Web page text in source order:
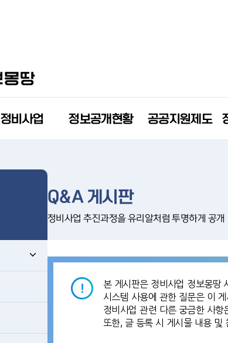
정비사업 정보공개현황 공공지원제도
Q&A 게시판
정비사업 추진과정을 유리알처럼 투명하게 공개
본 게시판은 정비사업 정보몽땅
시스템 사용에 관한 질문은 이
정비사업 관련 다른 궁금한 사
또한, 글 등록 시 게시물 내용 및